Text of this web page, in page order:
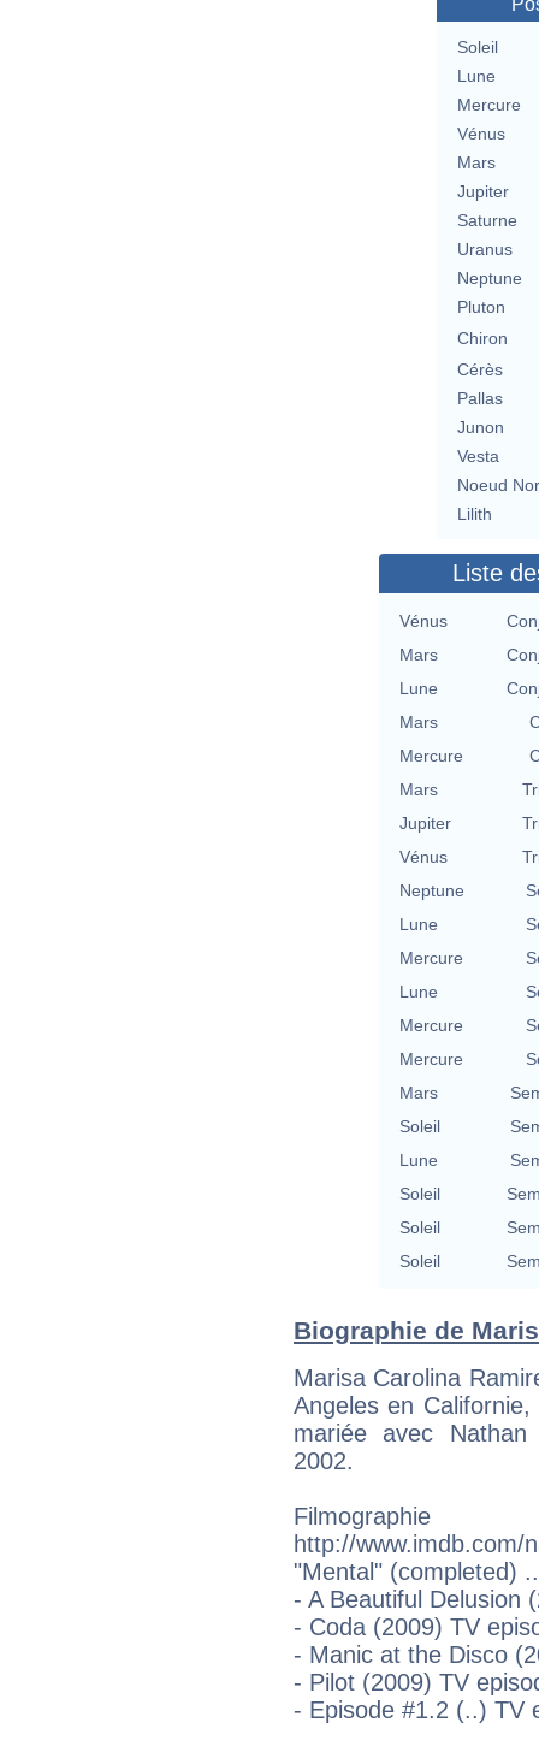
Soleil
Lune
Mercure
Vénus
Mars
Jupiter
Saturne
Uranus
Neptune
Pluton
Chiron
Cérès
Pallas
Junon
Vesta
Noeud
Lilith
Liste
Vénus
Mars
Lune
Mars
Mercure
Mars
Jupiter
Vénus
Neptune
Lune
Mercure
Lune
Mercure
Mercure
Mars
Soleil
Lune
Soleil
Soleil
Soleil
Biographie de
Marisa Carolina
Angeles en
mariée avec
2002.
http://www.imdb.com/
"Mental" (completed)
- A Beautiful Delusion
- Coda (2009) TV
- Manic at the Disco
- Pilot (2009) TV
- Episode #1.2 (..) TV